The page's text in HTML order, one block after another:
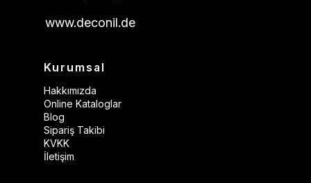
www.deconil.de
Kurumsal
Hakkımızda
Online Kataloglar
Blog
Sipariş Takibi
KVKK
İletişim